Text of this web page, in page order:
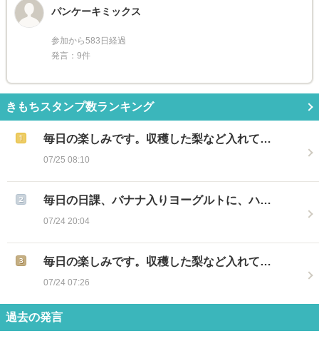
パンケーキミックス
参加から583日経過
発言：9件
きもちスタンプ数ランキング
毎日の楽しみです。収穫した梨など入れて…
07/25 08:10
毎日の日課、バナナ入りヨーグルトに、ハ…
07/24 20:04
毎日の楽しみです。収穫した梨など入れて…
07/24 07:26
過去の発言